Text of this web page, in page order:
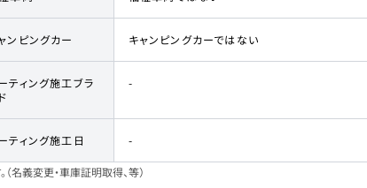
ンピングカー キャンピングカーではない
ティング施工ブラ
-
ティング施工日 -
義変更・車庫証明取得、等）